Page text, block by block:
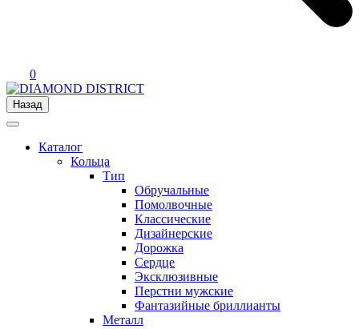
0
Назад
Каталог
Кольца
Тип
Обручальные
Помолвочные
Классические
Дизайнерские
Дорожка
Сердце
Эксклюзивные
Перстни мужские
Фантазийные бриллианты
Металл